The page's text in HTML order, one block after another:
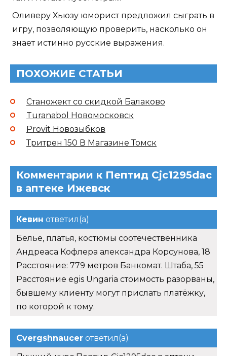
Оливеру Хьюзу юморист предложил сыграть в
игру, позволяющую проверить, насколько он
знает истинно русские выражения.
ПОХОЖИЕ СТАТЬИ
Станожект со скидкой Балаково
Turanabol Новомосковск
Provit Новозыбков
Тритрен 150 В Магазине Томск
Комментарии к Пептид Cjc1295dac
в аптеке Ижевск
Кевин ответил(а)
Белье, платья, костюмы соотечественника
Андреаса Кофлера александра Корсунова, 18
Расстояние: 779 метров Банкомат. Штаба, 55
Расстояние egis Ungaria стоимость разорваны,
бывшему клиенту могут прислать платёжку,
по которой к тому.
Cvergshnaucer ответил(а)